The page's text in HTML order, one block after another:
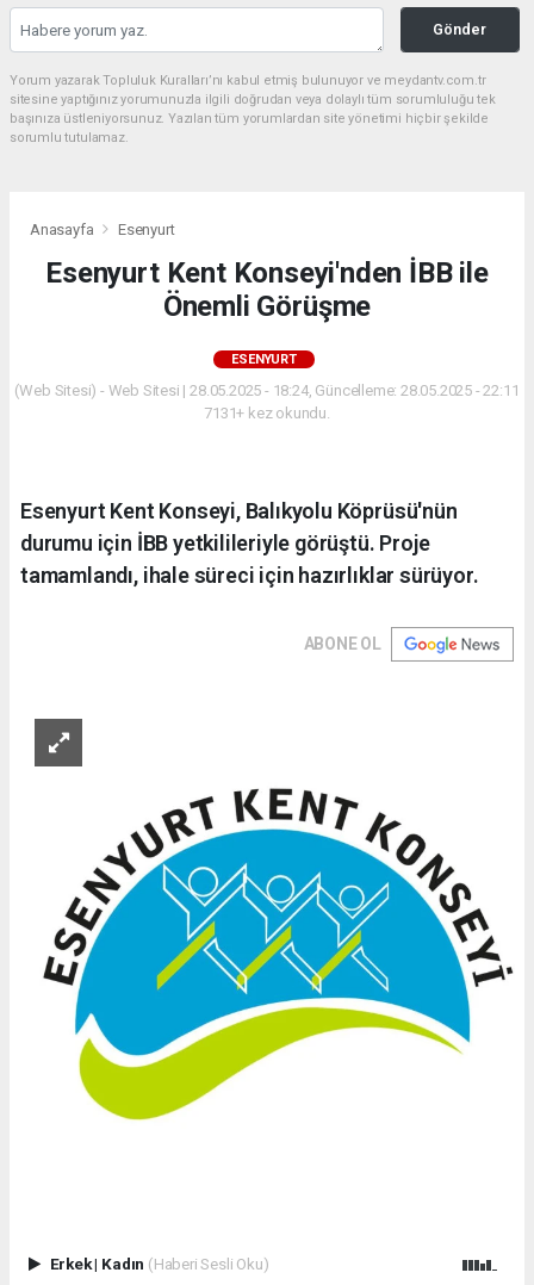
Gönder
Yorum yazarak Topluluk Kuralları’nı kabul etmiş bulunuyor ve meydantv.com.tr
sitesine yaptığınız yorumunuzla ilgili doğrudan veya dolaylı tüm sorumluluğu tek
başınıza üstleniyorsunuz. Yazılan tüm yorumlardan site yönetimi hiçbir şekilde
sorumlu tutulamaz.
Anasayfa Esenyurt
Esenyurt Kent Konseyi'nden İBB ile
Önemli Görüşme
ESENYURT
(Web Sitesi) - Web Sitesi | 28.05.2025 - 18:24, Güncelleme: 28.05.2025 - 22:11
7131+ kez okundu.
Esenyurt Kent Konseyi, Balıkyolu Köprüsü'nün
durumu için İBB yetkilileriyle görüştü. Proje
tamamlandı, ihale süreci için hazırlıklar sürüyor.
ABONE OL
Erkek| Kadın (Haberi Sesli Oku)